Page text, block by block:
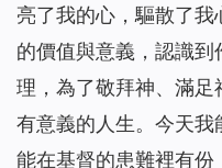
亮了我的心，驅散了
的價值與意義，認識
理，為了敬拜神、滿
有意義的人生。今天我
能在基督的患難裡有